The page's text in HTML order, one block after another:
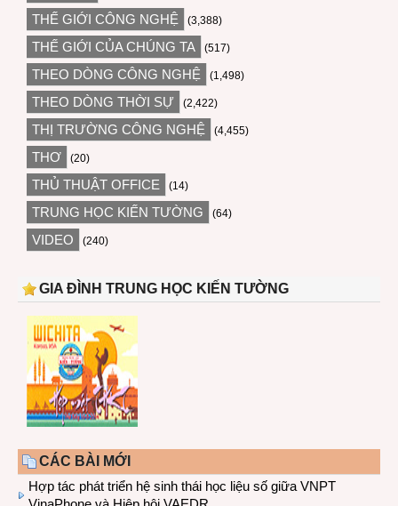
THẾ GIỚI CÔNG NGHỆ (3,388)
THẾ GIỚI CỦA CHÚNG TA (517)
THEO DÒNG CÔNG NGHỆ (1,498)
THEO DÒNG THỜI SỰ (2,422)
THỊ TRƯỜNG CÔNG NGHỆ (4,455)
THƠ (20)
THỦ THUẬT OFFICE (14)
TRUNG HỌC KIẾN TƯỜNG (64)
VIDEO (240)
GIA ĐÌNH TRUNG HỌC KIẾN TƯỜNG
CÁC BÀI MỚI
Hợp tác phát triển hệ sinh thái học liệu số giữa VNPT